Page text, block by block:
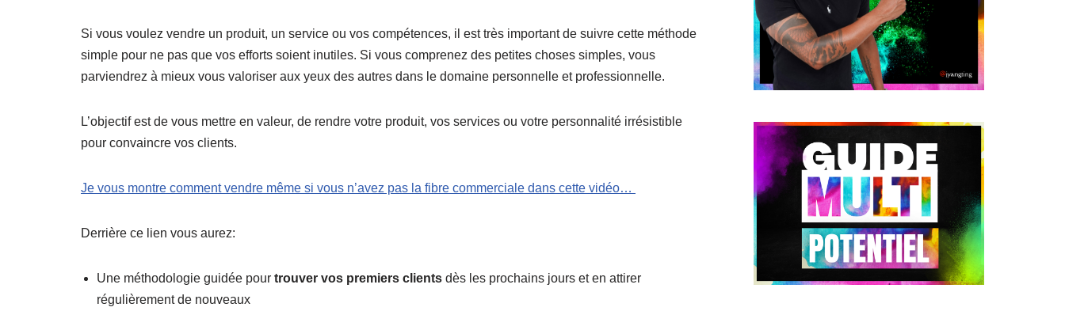
Si vous voulez vendre un produit, un service ou vos compétences, il est très important de suivre cette méthode
simple pour ne pas que vos efforts soient inutiles. Si vous comprenez des petites choses simples, vous
parviendrez à mieux vous valoriser aux yeux des autres dans le domaine personnelle et professionnelle.
L’objectif est de vous mettre en valeur, de rendre votre produit, vos services ou votre personnalité irrésistible
pour convaincre vos clients.
Je vous montre comment vendre même si vous n’avez pas la fibre commerciale dans cette vidéo…
Derrière ce lien vous aurez:
Une méthodologie guidée pour trouver vos premiers clients dès les prochains jours et en attirer
régulièrement de nouveaux